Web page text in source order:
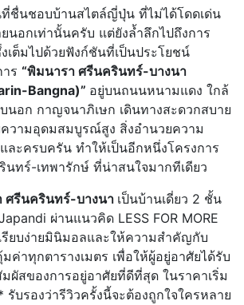
ที่ชื่นชอบบ้านสไตล์ญี่ปุ่น ที่ไม่ได้โดดเด่น
นอกเท่านั้นครับ แต่ยังล้ำลึกไปถึงการ
เต็มไปด้วยฟังก์ชันที่เป็นประโยชน์
ร “พิมนารา ศรีนครินทร์-บางนา
Bangna)” อยู่บนถนนหนามแดง ใกล้
นอก กาญจนาภิเษก เดินทางสะดวกสบาย
ความอุดมสมบูรณ์สูง สิ่งอำนวยความ
ละครบครัน ทำให้เป็นอีกหนึ่งโครงการ
ทร์-เทพารักษ์ ที่น่าสนใจมากทีเดียว
ศรีนครินทร์-บางนา เป็นบ้านเดี่ยว 2 ชั้น
ผ่านแนวคิด LESS FOR MORE
รียบง่ายมินิมอลและให้ความสำคัญกับ
ค่าทุกตารางเมตร เพื่อให้ผู้อยู่อาศัยได้รับ
ผัสของการอยู่อาศัยที่ดีที่สุด ในราคาเริ่ม
บรองว่ารีวิวครั้งนี้จะต้องถูกใจใครหลาย